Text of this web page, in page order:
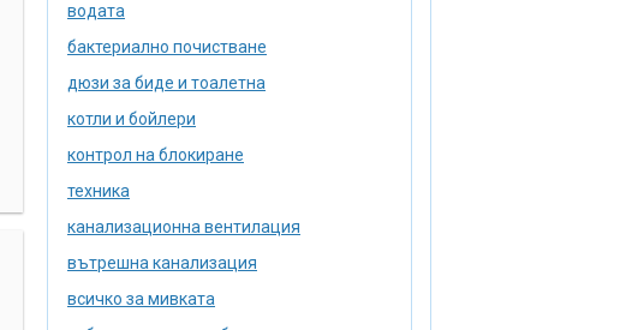
водата
бактериално почистване
дюзи за биде и тоалетна
котли и бойлери
контрол на блокиране
техника
канализационна вентилация
вътрешна канализация
всичко за мивката